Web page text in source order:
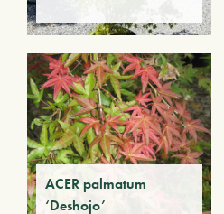
ACER palmatum
‘Deshojo’